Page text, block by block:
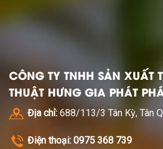
CÔNG TY TNHH SẢN XUẤT
THUẬT HƯNG GIA PHÁT
Địa chỉ: 688/113/3 Tân Kỳ, Tân
Điện thoại: 0975 368 739